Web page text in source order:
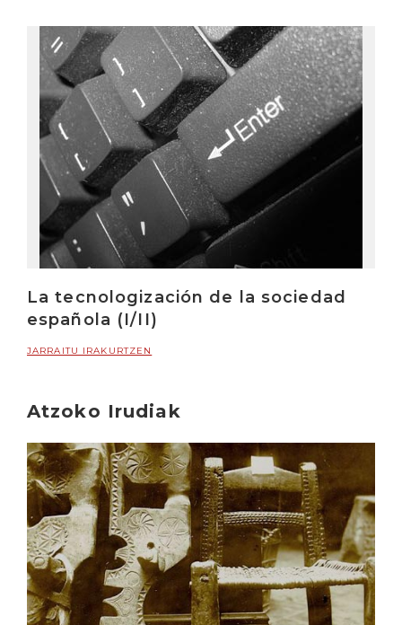
La tecnologización de la sociedad
española (I/II)
JARRAITU IRAKURTZEN
Atzoko Irudiak
Irakurri